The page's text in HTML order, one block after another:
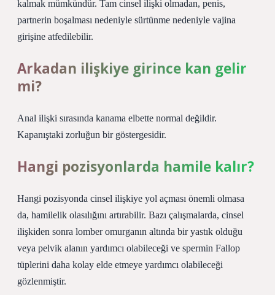
kalmak mümkündür. Tam cinsel ilişki olmadan, penis,
partnerin boşalması nedeniyle sürtünme nedeniyle vajina
girişine atfedilebilir.
Arkadan ilişkiye girince kan gelir
mi?
Anal ilişki sırasında kanama elbette normal değildir.
Kapanıştaki zorluğun bir göstergesidir.
Hangi pozisyonlarda hamile kalır?
Hangi pozisyonda cinsel ilişkiye yol açması önemli olmasa
da, hamilelik olasılığını artırabilir. Bazı çalışmalarda, cinsel
ilişkiden sonra lomber omurganın altında bir yastık olduğu
veya pelvik alanın yardımcı olabileceği ve spermin Fallop
tüplerini daha kolay elde etmeye yardımcı olabileceği
gözlenmiştir.